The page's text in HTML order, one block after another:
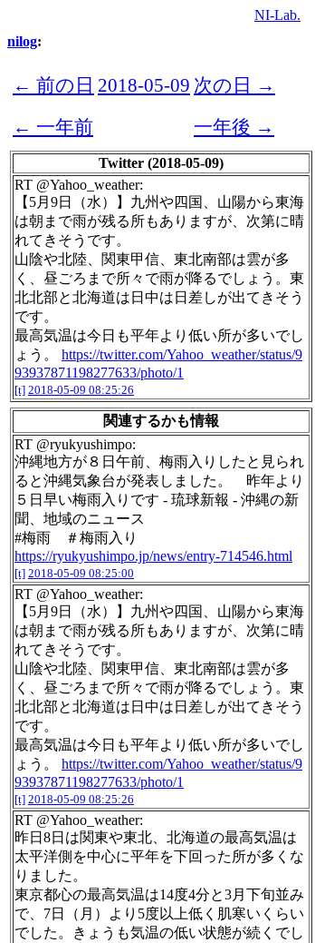
NI-Lab.
nilog:
← 前の日 2018-05-09 次の日 →
← 一年前
一年後 →
Twitter (2018-05-09)
RT @Yahoo_weather:
【5月9日（水）】九州や四国、山陽から東海
は朝まで雨が残る所もありますが、次第に晴
れてきそうです。
山陰や北陸、関東甲信、東北南部は雲が多
く、昼ごろまで所々で雨が降るでしょう。東
北北部と北海道は日中は日差しが出てきそう
です。
最高気温は今日も平年より低い所が多いでし
ょう。 https://twitter.com/Yahoo_weather/status/9
93937871198277633/photo/1
[t] 2018-05-09 08:25:26
関連するかも情報
RT @ryukyushimpo:
沖縄地方が８日午前、梅雨入りしたと見られ
ると沖縄気象台が発表しました。 昨年より
５日早い梅雨入りです - 琉球新報 - 沖縄の新
聞、地域のニュース
#梅雨 ＃梅雨入り
https://ryukyushimpo.jp/news/entry-714546.html
[t] 2018-05-09 08:25:00
RT @Yahoo_weather:
【5月9日（水）】九州や四国、山陽から東海
は朝まで雨が残る所もありますが、次第に晴
れてきそうです。
山陰や北陸、関東甲信、東北南部は雲が多
く、昼ごろまで所々で雨が降るでしょう。東
北北部と北海道は日中は日差しが出てきそう
です。
最高気温は今日も平年より低い所が多いでし
ょう。 https://twitter.com/Yahoo_weather/status/9
93937871198277633/photo/1
[t] 2018-05-09 08:25:26
RT @Yahoo_weather:
昨日8日は関東や東北、北海道の最高気温は
太平洋側を中心に平年を下回った所が多くな
りました。
東京都心の最高気温は14度4分と3月下旬並み
で、7日（月）より5度以上低く肌寒いくらい
でした。きょうも気温の低い状態が続くでし